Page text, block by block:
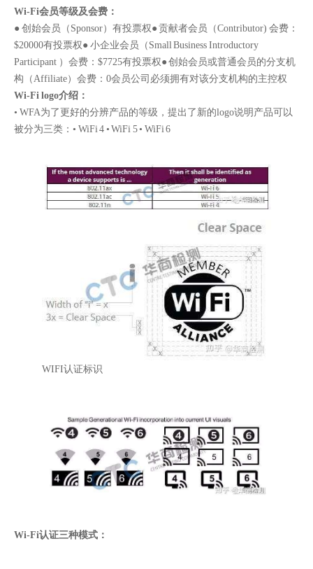
Wi-Fi会员等级及会费：
● 创始会员（Sponsor）有投票权● 贡献者会员（Contributor) 会费：
$20000有投票权● 小企业会员（Small Business Introductory
Participant ）会费：$7725有投票权● 创始会员或普通会员的分支机
构（Affiliate）会费：0会员公司必须拥有对该分支机构的主控权
Wi-Fi logo介绍：
• WFA为了更好的分辨产品的等级，提出了新的logo说明产品可以
被分为三类：• WiFi 4 • WiFi 5 • WiFi 6
WIFI认证标识
Wi-Fi认证三种模式：